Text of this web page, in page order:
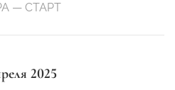
— СТАРТ
2025